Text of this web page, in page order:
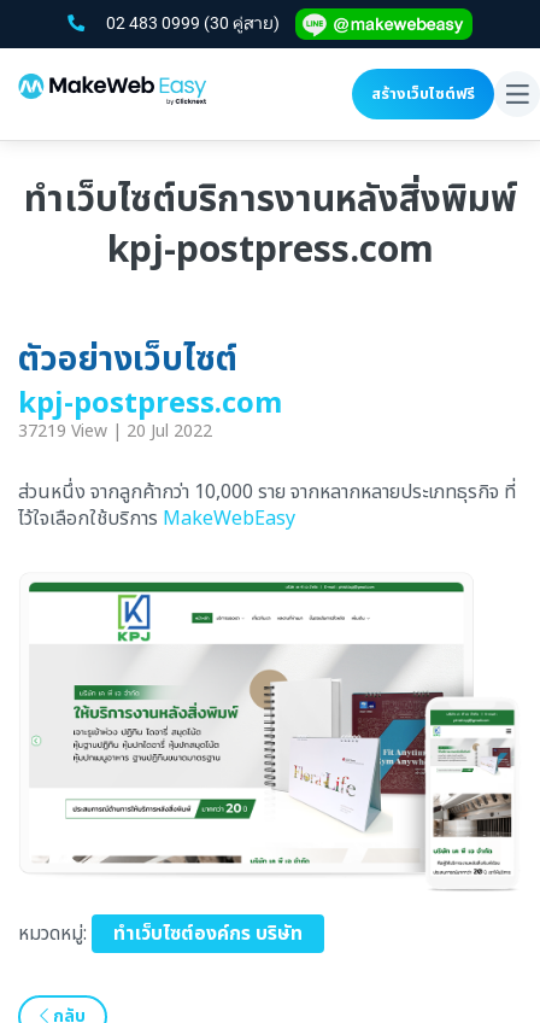
02 483 0999 (30 คู่สาย)
สร้างเว็บไซต์ฟรี
ทำเว็บไซต์บริการงานหลังสิ่งพิมพ์
kpj-postpress.com
ตัวอย่างเว็บไซต์
kpj-postpress.com
37219 View | 20 Jul 2022
ส่วนหนึ่ง จากลูกค้ากว่า 10,000 ราย จากหลากหลายประเภทธุรกิจ ที่
ไว้ใจเลือกใช้บริการ MakeWebEasy
หมวดหมู่: ทำเว็บไซต์องค์กร บริษัท
กลับ